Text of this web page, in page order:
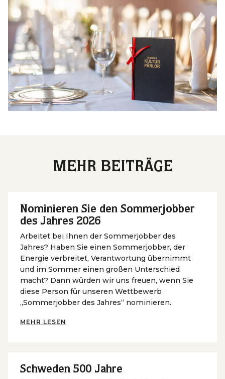
MEHR BEITRÄGE
Nominieren Sie den Sommerjobber
des Jahres 2026
Arbeitet bei Ihnen der Sommerjobber des
Jahres? Haben Sie einen Sommerjobber, der
Energie verbreitet, Verantwortung übernimmt
und im Sommer einen großen Unterschied
macht? Dann würden wir uns freuen, wenn Sie
diese Person für unseren Wettbewerb
„Sommerjobber des Jahres“ nominieren.
MEHR LESEN
Schweden 500 Jahre